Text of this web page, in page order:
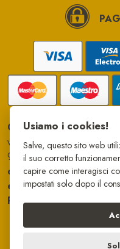
Campo di Papi srl
via Giovanni Falcone, 88
97100 Ragusa
cell
329 066 3987
e-mail
P. IVA 01732680887
Usiamo i cookies!
Salve, questo sito web
il suo corretto
capire come interagisci
impostati solo dopo il